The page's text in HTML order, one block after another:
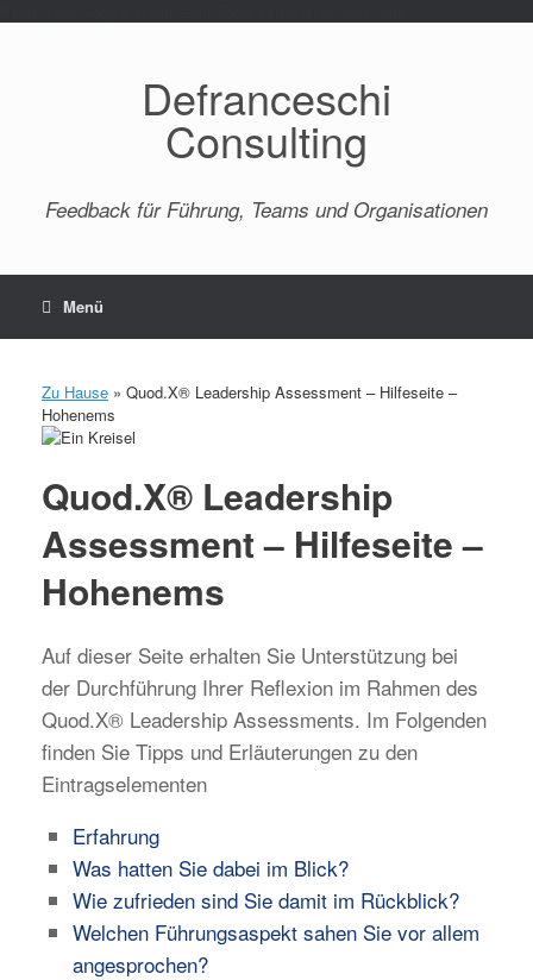
Defranceschi
Consulting
Feedback für Führung, Teams und Organisationen
Menü
Zu Hause » Quod.X® Leadership Assessment – Hilfeseite –
Hohenems
Quod.X® Leadership
Assessment – Hilfeseite –
Hohenems
Auf dieser Seite erhalten Sie Unterstützung bei
der Durchführung Ihrer Reflexion im Rahmen des
Quod.X® Leadership Assessments. Im Folgenden
finden Sie Tipps und Erläuterungen zu den
Eintragselementen
Erfahrung
Was hatten Sie dabei im Blick?
Wie zufrieden sind Sie damit im Rückblick?
Welchen Führungsaspekt sahen Sie vor allem
angesprochen?